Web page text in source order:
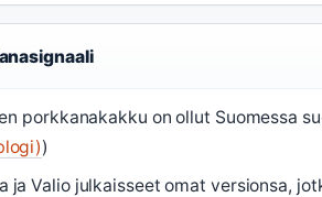
porkkanakakku on ollut Suomessa
)
ja Valio julkaisseet omat versionsa,